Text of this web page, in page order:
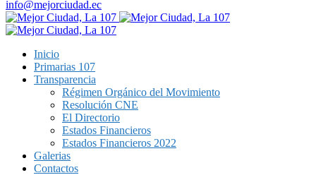
info@mejorciudad.ec
Inicio
Primarias 107
Transparencia
Régimen Orgánico del Movimiento
Resolución CNE
El Directorio
Estados Financieros
Estados Financieros 2022
Galerias
Contactos